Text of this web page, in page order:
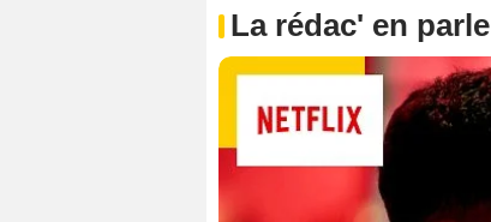
La rédac' en parle